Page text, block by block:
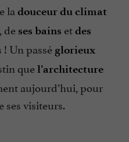
la douceur du climat
, de ses bains etdes
Un passé glorieux
quel’architecture
aujourd’hui, pour
ses visiteurs.